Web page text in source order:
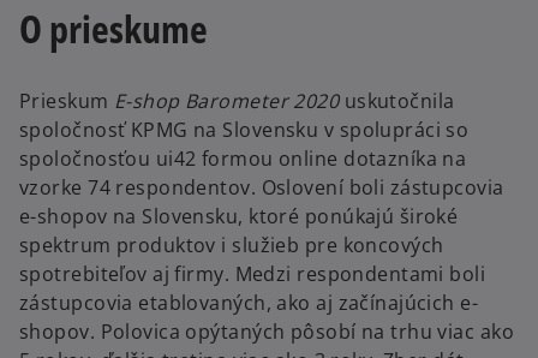
O prieskume
Prieskum E-shop Barometer 2020uskutočnila
spoločnosť KPMG na Slovensku v spolupráci so
spoločnosťou ui42 formou online dotazníka na
vzorke 74 respondentov. Oslovení boli zástupcovia
e-shopov na Slovensku, ktoré ponúkajú široké
spektrum produktov i služieb pre koncových
spotrebiteľov aj firmy. Medzi respondentami boli
zástupcovia etablovaných, ako aj začínajúcich e-
shopov. Polovica opýtaných pôsobí na trhu viac ako